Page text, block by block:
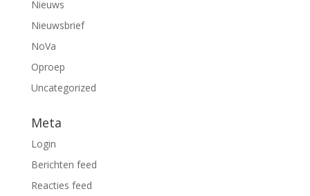
Nieuws
Nieuwsbrief
NoVa
Oproep
Uncategorized
Meta
Login
Berichten feed
Reacties feed